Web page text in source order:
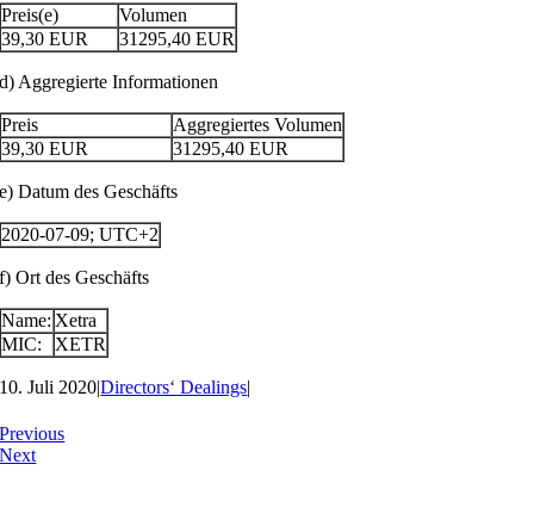
Preis(e)
Volumen
39,30 EUR 31295,40 EUR
d) Aggregierte Informationen
Preis
Aggregiertes Volumen
39,30 EUR 31295,40 EUR
e) Datum des Geschäfts
2020-07-09; UTC+2
f) Ort des Geschäfts
Name: Xetra
MIC:
XETR
10. Juli 2020|Directors‘ Dealings|
Previous
Next